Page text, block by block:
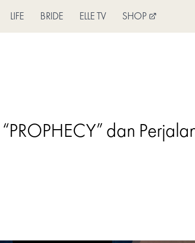
LIFE BRIDE ELLE TV SHOP
dan